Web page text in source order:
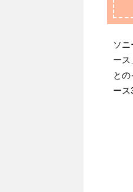
ソ
ース
と
ース